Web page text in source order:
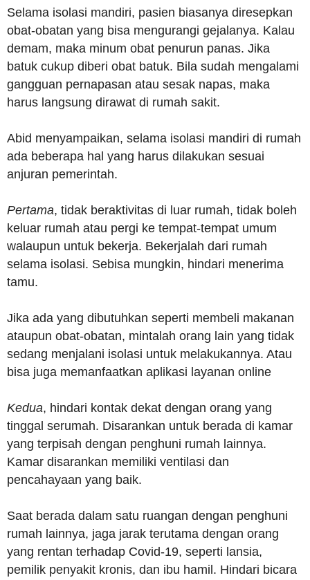
Selama isolasi mandiri, pasien biasanya diresepkan
obat-obatan yang bisa mengurangi gejalanya. Kalau
demam, maka minum obat penurun panas. Jika
batuk cukup diberi obat batuk. Bila sudah mengalami
gangguan pernapasan atau sesak napas, maka
harus langsung dirawat di rumah sakit.
Abid menyampaikan, selama isolasi mandiri di rumah
ada beberapa hal yang harus dilakukan sesuai
anjuran pemerintah.
Pertama, tidak beraktivitas di luar rumah, tidak boleh
keluar rumah atau pergi ke tempat-tempat umum
walaupun untuk bekerja. Bekerjalah dari rumah
selama isolasi. Sebisa mungkin, hindari menerima
tamu.
Jika ada yang dibutuhkan seperti membeli makanan
ataupun obat-obatan, mintalah orang lain yang tidak
sedang menjalani isolasi untuk melakukannya. Atau
bisa juga memanfaatkan aplikasi layanan online
Kedua, hindari kontak dekat dengan orang yang
tinggal serumah. Disarankan untuk berada di kamar
yang terpisah dengan penghuni rumah lainnya.
Kamar disarankan memiliki ventilasi dan
pencahayaan yang baik.
Saat berada dalam satu ruangan dengan penghuni
rumah lainnya, jaga jarak terutama dengan orang
yang rentan terhadap Covid-19, seperti lansia,
pemilik penyakit kronis, dan ibu hamil. Hindari bicara